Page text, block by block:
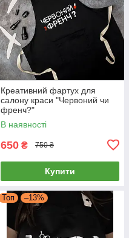
Креативний фартух для
салону краси "Червоний чи
френч?"
В наявності
650 ₴ 750 ₴
Купити
Топ –13%